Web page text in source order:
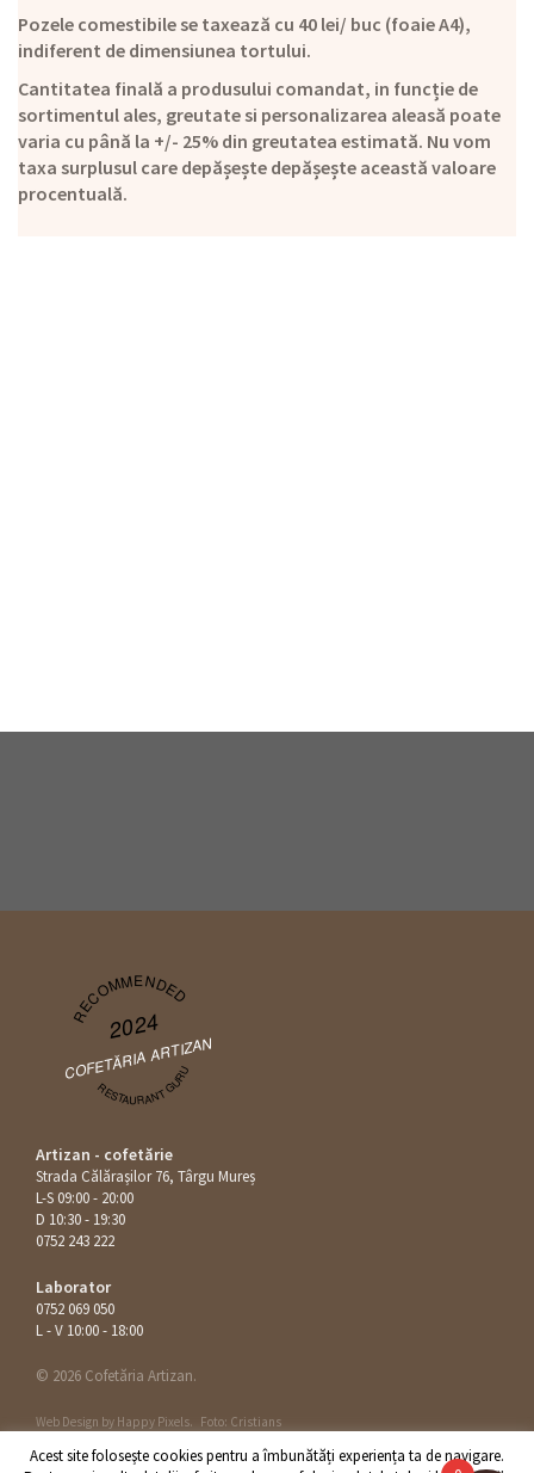
Pozele comestibile se taxează cu 40 lei/ buc (foaie A4),
indiferent de dimensiunea tortului.
Cantitatea finală a produsului comandat, in funcție de
sortimentul ales, greutate si personalizarea aleasă poate
varia cu până la +/- 25% din greutatea estimată. Nu vom
taxa surplusul care depășește depășește această valoare
procentuală.
RECOMMENDED
2024
COFETĂRIA ARTIZAN
RESTAURANT GURU
Artizan - cofetărie
Strada Călăraşilor 76, Târgu Mureș
L-S 09:00 - 20:00
D 10:30 - 19:30
0752 243 222
Laborator
0752 069 050
L - V 10:00 - 18:00
© 2026 Cofetăria Artizan.
Web Design by Happy Pixels. Foto: Cristians
Acest site foloseşte cookies pentru a îmbunătăți experiența ta de navigare.